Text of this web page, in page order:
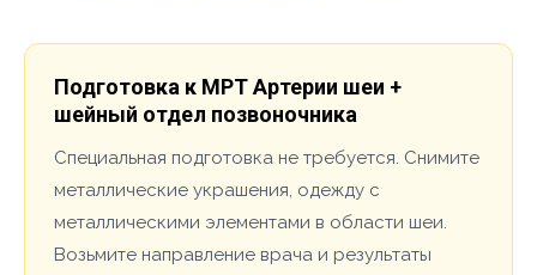
Подготовка к МРТ Артерии шеи +
шейный отдел позвоночника
Специальная подготовка не требуется. Снимите
металлические украшения, одежду с
металлическими элементами в области шеи.
Возьмите направление врача и результаты